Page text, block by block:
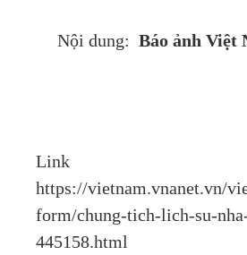
Nội dung: Báo ảnh Việt
https://vietnam.vnanet.vn/
form/chung-tich-lich-su-
445158.html